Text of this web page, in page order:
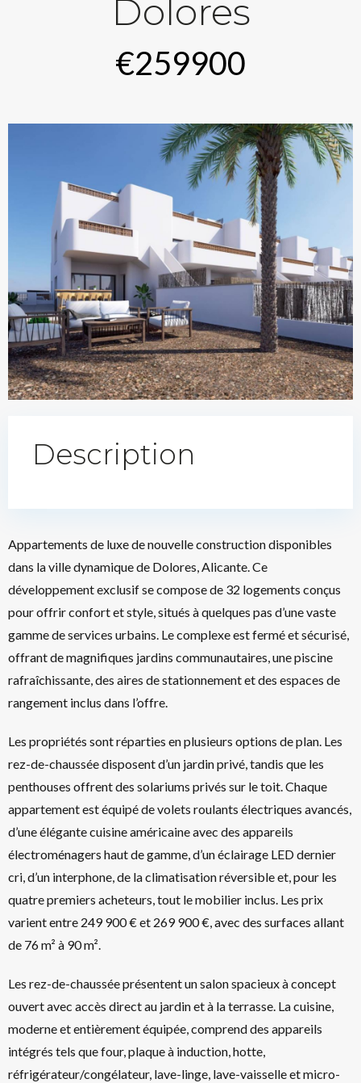
Dolores
€259900
Description
Appartements de luxe de nouvelle construction disponibles
dans la ville dynamique de Dolores, Alicante. Ce
développement exclusif se compose de 32 logements conçus
pour offrir confort et style, situés à quelques pas d’une vaste
gamme de services urbains. Le complexe est fermé et sécurisé,
offrant de magnifiques jardins communautaires, une piscine
rafraîchissante, des aires de stationnement et des espaces de
rangement inclus dans l’offre.
Les propriétés sont réparties en plusieurs options de plan. Les
rez-de-chaussée disposent d’un jardin privé, tandis que les
penthouses offrent des solariums privés sur le toit. Chaque
appartement est équipé de volets roulants électriques avancés,
d’une élégante cuisine américaine avec des appareils
électroménagers haut de gamme, d’un éclairage LED dernier
cri, d’un interphone, de la climatisation réversible et, pour les
quatre premiers acheteurs, tout le mobilier inclus. Les prix
varient entre 249 900 € et 269 900 €, avec des surfaces allant
de 76 m² à 90 m².
Les rez-de-chaussée présentent un salon spacieux à concept
ouvert avec accès direct au jardin et à la terrasse. La cuisine,
moderne et entièrement équipée, comprend des appareils
intégrés tels que four, plaque à induction, hotte,
réfrigérateur/congélateur, lave-linge, lave-vaisselle et micro-